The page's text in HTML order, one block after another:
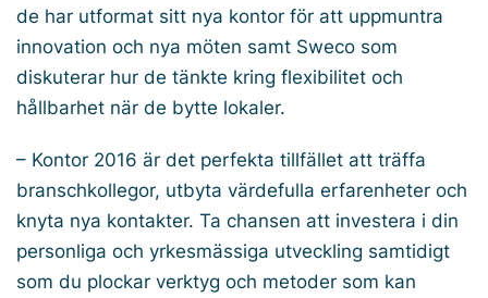
de har utformat sitt nya kontor för att uppmuntra
innovation och nya möten samt Sweco som
diskuterar hur de tänkte kring flexibilitet och
hållbarhet när de bytte lokaler.
– Kontor 2016 är det perfekta tillfället att träffa
branschkollegor, utbyta värdefulla erfarenheter och
knyta nya kontakter. Ta chansen att investera i din
personliga och yrkesmässiga utveckling samtidigt
som du plockar verktyg och metoder som kan